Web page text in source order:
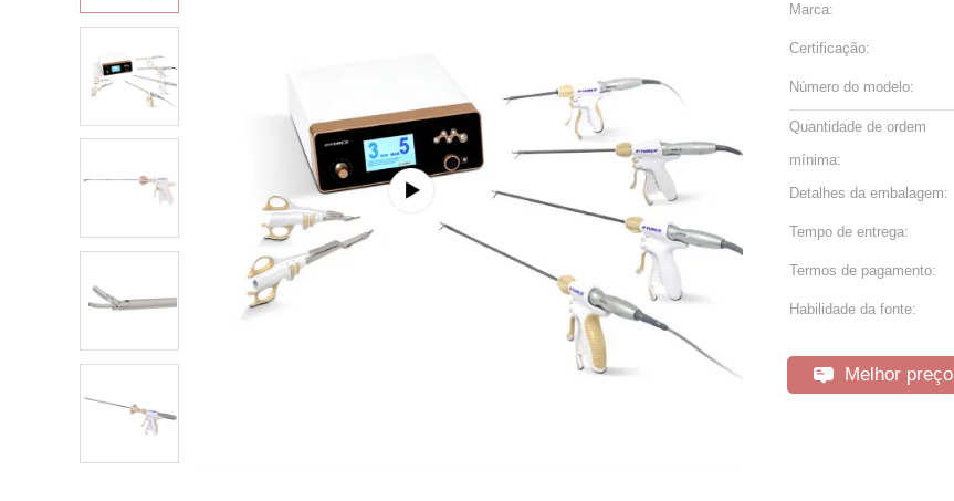
Marca:
Certificação:
Número do modelo:
Quantidade de ordem
mínima:
Detalhes da embalagem:
Tempo de entrega:
Termos de pagamento:
Habilidade da fonte:
Melhor preço